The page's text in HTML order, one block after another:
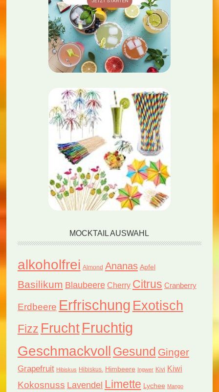
MOCKTAIL AUSWAHL
alkoholfrei Almond Ananas Apfel
Basilikum Blaubeere Cherry Citrus Cranberry
Erdbeere Erfrischung Exotisch
Fizz FruchtFruchtig
Geschmackvoll Gesund Ginger
Grapefruit Hibiskus Hibiskus. Himbeere Ingwer Kivi Kiwi
Kokosnuss Lavendel Limette Lychee Mango